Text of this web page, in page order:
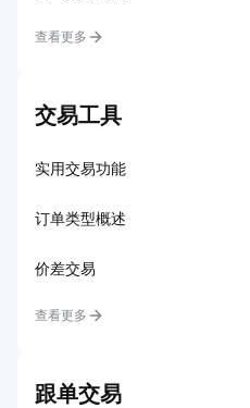
查看更多
交易工具
实用交易功能
订单类型概述
价差交易
查看更多
跟单交易